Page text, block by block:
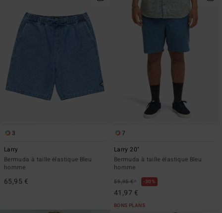
3
Larry
Bermuda à taille élastique Bleu
homme
65,95 €
7
Larry 20"
Bermuda à taille élastique Bleu
homme
59,95 €* 30%
41,97 €
BONS PLANS